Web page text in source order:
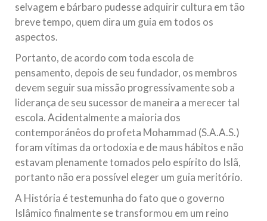
selvagem e bárbaro pudesse adquirir cultura em tão
breve tempo, quem dira um guia em todos os
aspectos.
Portanto, de acordo com toda escola de
pensamento, depois de seu fundador, os membros
devem seguir sua missão progressivamente sob a
liderança de seu sucessor de maneira a merecer tal
escola. Acidentalmente a maioria dos
contemporánêos do profeta Mohammad (S.A.A.S.)
foram vítimas da ortodoxia e de maus hábitos e não
estavam plenamente tomados pelo espírito do Islã,
portanto não era possível eleger um guia meritório.
A História é testemunha do fato que o governo
Islâmico finalmente se transformou em um reino